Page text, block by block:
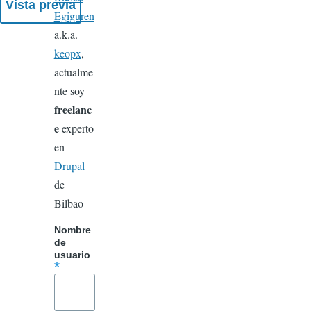
Egiguren
a.k.a.
keopx,
actualme
nte soy
freelanc
eexperto
en
Drupal
de
Bilbao
Nombre
de
usuario